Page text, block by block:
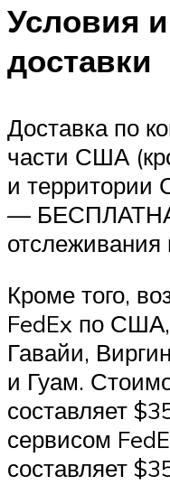
Условия
доставки
Доставка по
части США
и территории
—
отслеживания
Кроме того,
FedEx по
Гавайи,
и Гуам.
составляет
сервисом
составляет